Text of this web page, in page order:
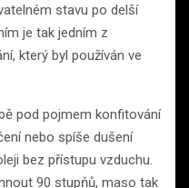
stavu po delší
je tak jedním z
který byl používán ve
pod pojmem konfitování
nebo spíše dušení
bez přístupu vzduchu.
90 stupňů, maso tak